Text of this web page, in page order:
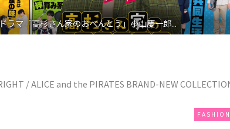
ドラマ「高杉さん家のおべんとう」小山慶一郎...
/ ALICE and the PIRATES BRAND-NEW
FASHION